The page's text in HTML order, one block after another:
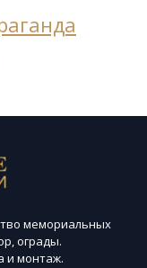
мемориальных
ограды.
и монтаж.